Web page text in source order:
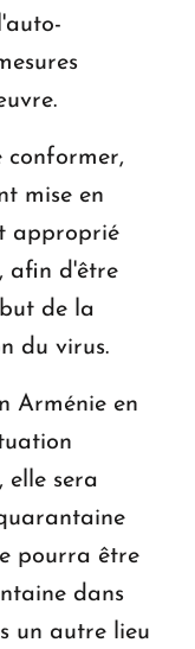
conformer,
mise en
approprié
afin d'être
de la
du virus.
Arménie en
elle sera
pourra être
dans
un autre lieu